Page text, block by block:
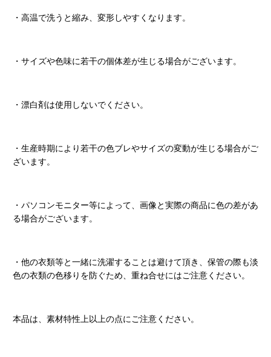
・高温で洗うと縮み、変形しやすくなります。
・サイズや色味に若干の個体差が生じる場合がございます。
・漂白剤は使用しないでください。
・生産時期により若干の色ブレやサイズの変動が生じる場合がご
ざいます。
・パソコンモニター等によって、画像と実際の商品に色の差があ
る場合がございます。
・他の衣類等と一緒に洗濯することは避けて頂き、保管の際も淡
色の衣類の色移りを防ぐため、重ね合せにはご注意ください。
本品は、素材特性上以上の点にご注意ください。